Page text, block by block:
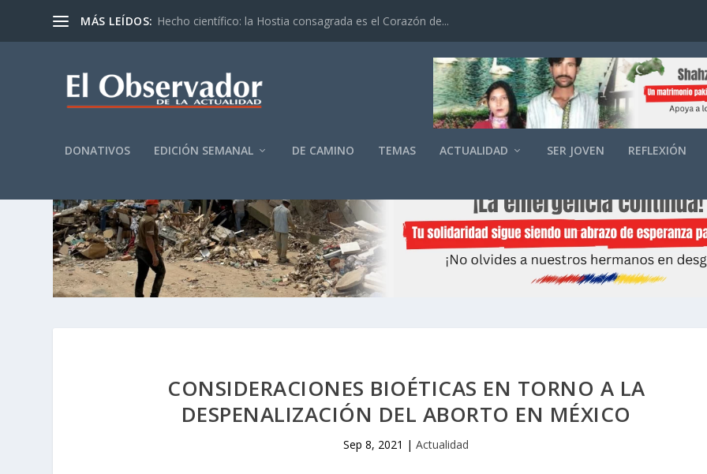
MÁS LEÍDOS: Hecho científico: la Hostia consagrada es el Corazón de...
DONATIVOS EDICIÓN SEMANAL DE CAMINO TEMAS ACTUALIDAD SER JOVEN REFLEXIÓN
CONSIDERACIONES BIOÉTICAS EN TORNO A LA
DESPENALIZACIÓN DEL ABORTO EN MÉXICO
Sep 8, 2021 |Actualidad